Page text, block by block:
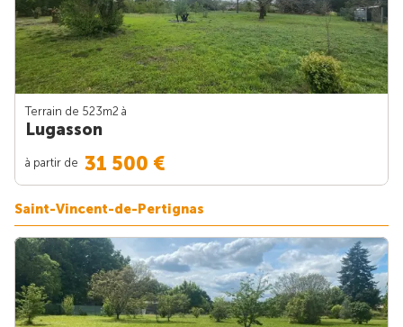
Terrain de 523m2 à
Lugasson
à partir de 31 500 €
Saint-Vincent-de-Pertignas